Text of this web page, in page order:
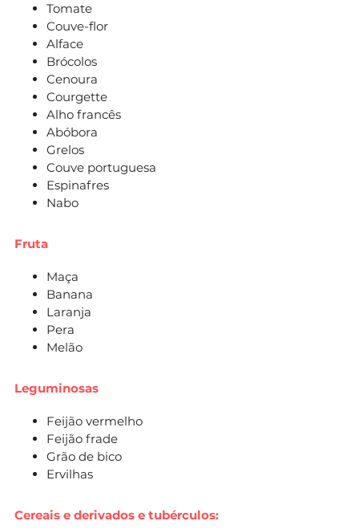
Tomate
Couve-flor
Alface
Brócolos
Cenoura
Courgette
Alho francês
Abóbora
Grelos
Couve portuguesa
Espinafres
Nabo
Fruta
Maça
Banana
Laranja
Pera
Melão
Leguminosas
Feijão vermelho
Feijão frade
Grão de bico
Ervilhas
Cereais e derivados e tubérculos: